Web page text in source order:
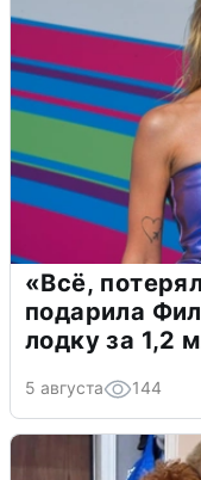
«Всё,
подарила
лодку за 1,2
5 августа 144